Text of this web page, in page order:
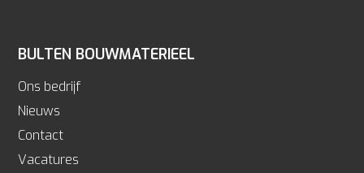
BULTEN BOUWMATERIEEL
Ons bedrijf
Nieuws
Contact
Vacatures